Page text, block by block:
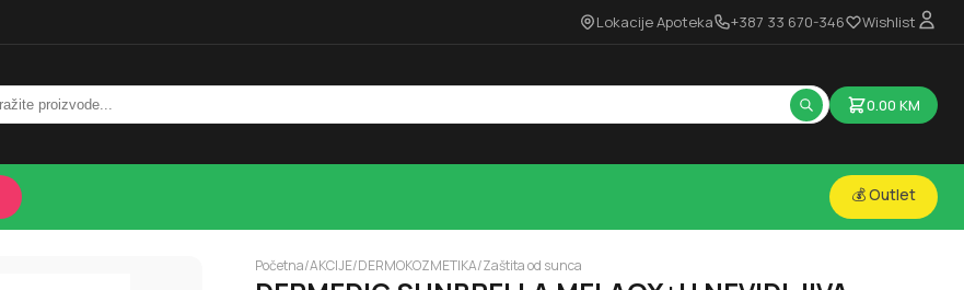
Lokacije Apoteka +387 33 670-346 Wishlist
0.00 KM
💰 Outlet
Početna/AKCIJE/DERMOKOZMETIKA/Zaštita od sunca